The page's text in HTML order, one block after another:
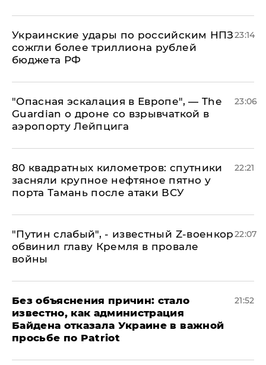
Украинские удары по российским НПЗ
сожгли более триллиона рублей
бюджета РФ
23:14
"Опасная эскалация в Европе", — The
Guardian о дроне со взрывчаткой в
аэропорту Лейпцига
23:06
80 квадратных километров: спутники
засняли крупное нефтяное пятно у
порта Тамань после атаки ВСУ
22:21
​"Путин слабый", - известный Z-военкор
обвинил главу Кремля в провале
войны
22:07
Без объяснения причин: стало
известно, как администрация
Байдена отказала Украине в важной
просьбе по Patriot
21:52